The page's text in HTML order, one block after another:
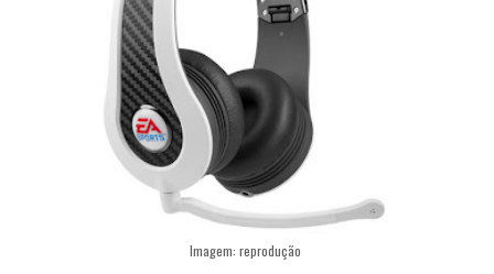
Imagem: reprodução